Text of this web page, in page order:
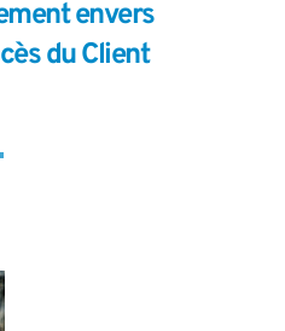
envers
du Client